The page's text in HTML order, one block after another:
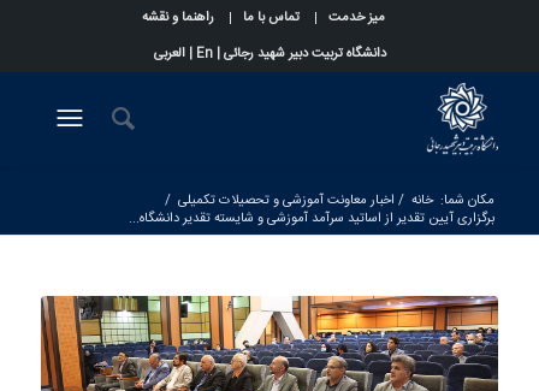
میز خدمت تماس با ما
راهنما و نقشه
دانشگاه تربیت دبیر شهید رجائی |En
|العربی
مکان شما: خانه / اخبار معاونت آموزشی و تحصیلات تکمیلی /
برگزاری آیین تقدیر از اساتید سرآمد آموزشی و شایسته تقدیر دانشگاه...